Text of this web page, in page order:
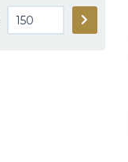
Maximale
prijs